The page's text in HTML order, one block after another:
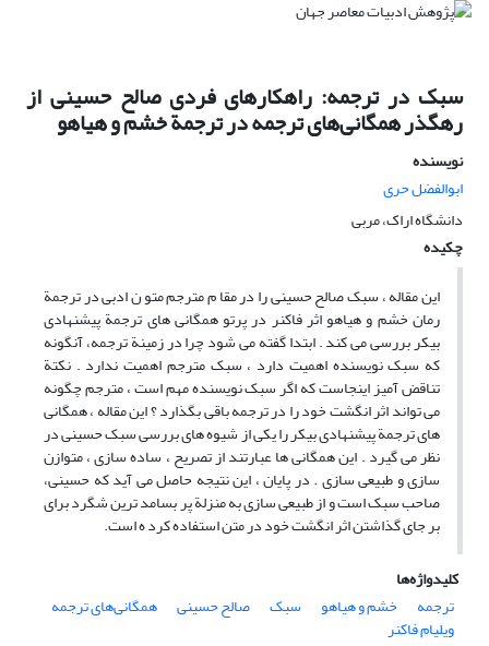
سبک در ترجمه: راهکارهای فردی صالح حسینی از
رهگذر همگانی‌های ترجمه در ترجمة خشم و هیاهو
نویسنده
ابوالفضل حری
دانشگاه اراک، مربی
چکیده
این مقاله ، سبک صالح حسینی را در مقا م مترجم متو ن ادبی در ترجمة
رمان خشم و هیاهو اثر فاکنر در پرتو همگانی ‌های ترجمة پیشنهادی
بیکر بررسی می‌ کند . ابتدا گفته می ‌شود چرا در زمینة ترجمه، آنگونه
که سبک نویسنده اهمیت دارد ، سبک مترجم اهمیت ندارد . نکتة
تناقض ‌آمیز اینجاست که اگر سبک نویسنده مهم است ، مترجم چگونه
می‌ تواند اثر انگشت خود را در ترجمه باقی بگذارد ؟ این مقاله ، همگانی
‌های ترجمة پیشنهادی بیکر را یکی از شیوه‌ های بررسی سبک حسینی در
نظر می ‌گیرد . این همگانی‌ ها عبارتند از تصریح ، ساده‌ سازی ، متوازن
‌سازی و طبیعی‌ سازی . در پایان ، این نتیجه حاصل می ‌آید که حسینی،
صاحب سبک است و از طبیعی‌ سازی به منزلة پر بسامد ترین شگرد برای
بر جای گذاشتن اثر انگشت خود در متن استفاده کرد ه است.
کلیدواژه‌ها
ترجمه
خشم و هیاهو سبک صالح حسینی همگانی‌های ترجمه
ویلیام فاکنر